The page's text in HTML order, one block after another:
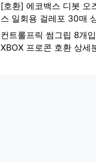
[호환] 에코백스 디봇 오
스 일회용 걸레포 30매
컨트롤프릭 썸그립 8개
XBOX 프로콘 호환 상세